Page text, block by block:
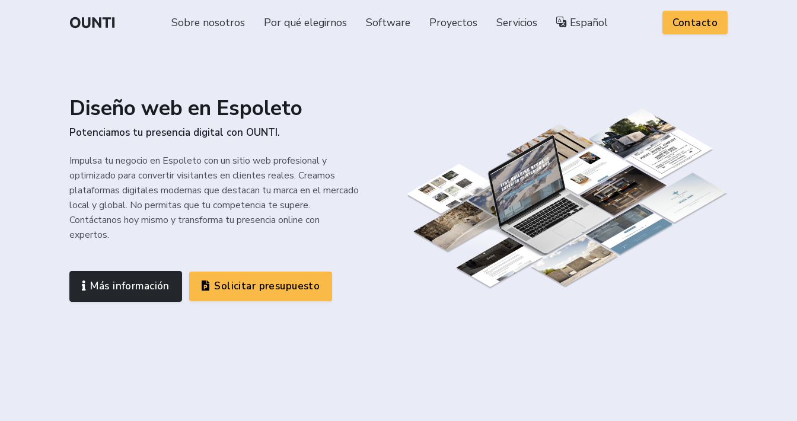
Sobre nosotros Por qué elegirnos Software Proyectos Servicios Español Contacto
Diseño web en Espoleto
Potenciamos tu presencia digital con OUNTI.
Impulsa tu negocio en Espoleto con un sitio web profesional y
optimizado para convertir visitantes en clientes reales. Creamos
plataformas digitales modernas que destacan tu marca en el mercado
local y global. No permitas que tu competencia te supere.
Contáctanos hoy mismo y transforma tu presencia online con
expertos.
Más información Solicitar presupuesto